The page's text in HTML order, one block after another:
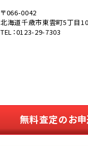
〒066-0042
北海道千歳市東雲町5丁目
TEL：0123-29-7303
無料査定のお